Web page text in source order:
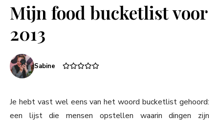
Mijn food bucketlist voor
2013
Sabine
Je hebt vast wel eens van het woord bucketlist gehoord:
een lijst die mensen opstellen waarin dingen zijn